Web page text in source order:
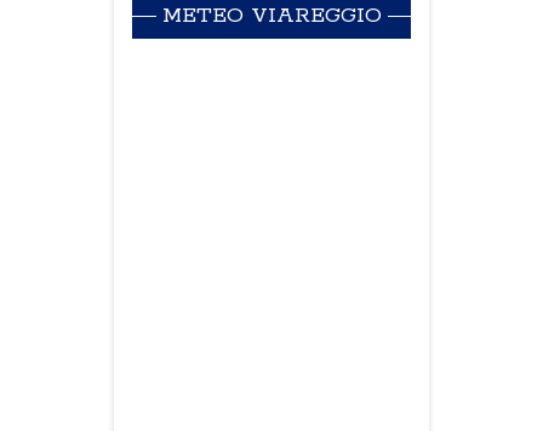
METEO VIAREGGIO